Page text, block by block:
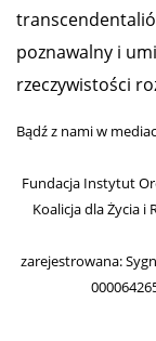
poznawalny i
rzeczywistości
Bądź z nami w
Fundacja Instytut
Koalicja dla Życia i
zarejestrowana: